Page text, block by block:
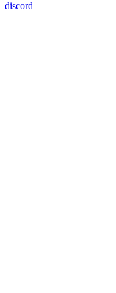
discord